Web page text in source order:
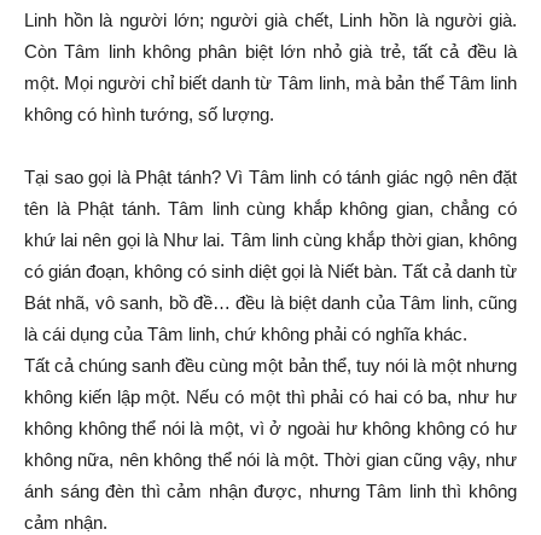
Linh hồn là người lớn; người già chết, Linh hồn là người già.
Còn Tâm linh không phân biệt lớn nhỏ già trẻ, tất cả đều là
một. Mọi người chỉ biết danh từ Tâm linh, mà bản thể Tâm linh
không có hình tướng, số lượng.
Tại sao gọi là Phật tánh? Vì Tâm linh có tánh giác ngộ nên đặt
tên là Phật tánh. Tâm linh cùng khắp không gian, chẳng có
khứ lai nên gọi là Như lai. Tâm linh cùng khắp thời gian, không
có gián đoạn, không có sinh diệt gọi là Niết bàn. Tất cả danh từ
Bát nhã, vô sanh, bồ đề… đều là biệt danh của Tâm linh, cũng
là cái dụng của Tâm linh, chứ không phải có nghĩa khác.
Tất cả chúng sanh đều cùng một bản thể, tuy nói là một nhưng
không kiến lập một. Nếu có một thì phải có hai có ba, như hư
không không thể nói là một, vì ở ngoài hư không không có hư
không nữa, nên không thể nói là một. Thời gian cũng vậy, như
ánh sáng đèn thì cảm nhận được, nhưng Tâm linh thì không
cảm nhận.